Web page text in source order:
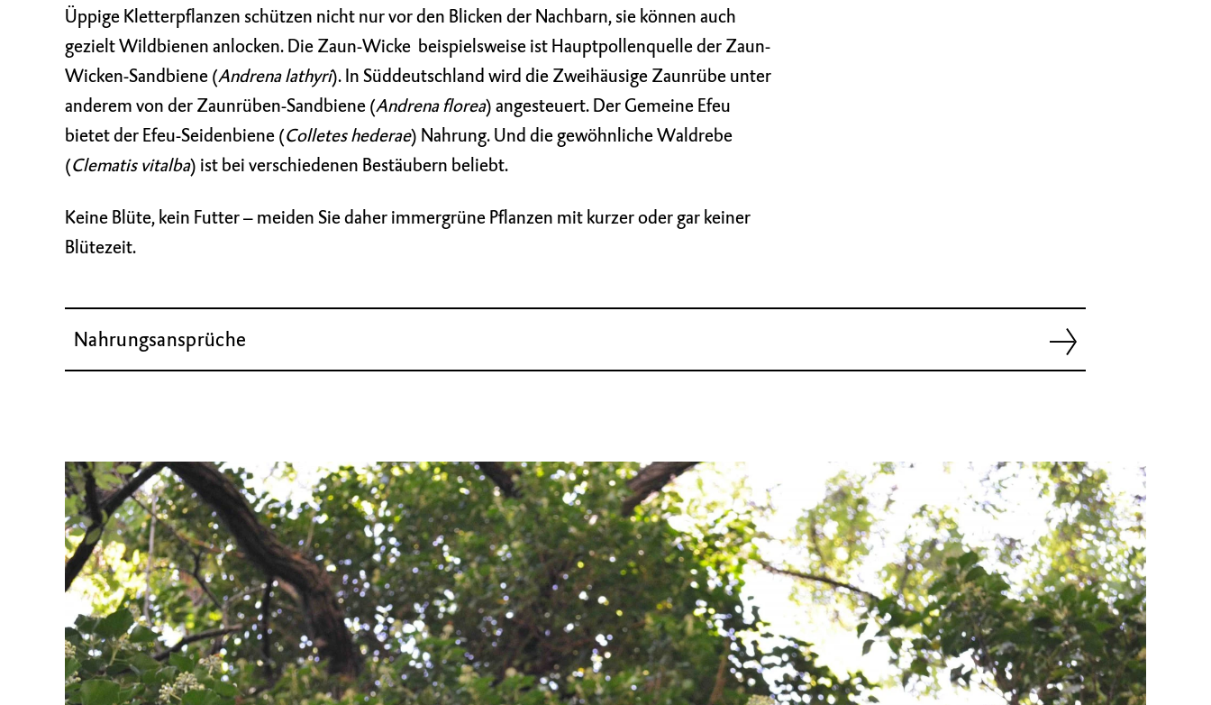
Üppige Kletterpflanzen schützen nicht nur vor den Blicken der Nachbarn, sie können auch
gezielt Wildbienen anlocken. Die Zaun-Wicke beispielsweise ist Hauptpollenquelle der Zaun-
Wicken-Sandbiene (Andrena lathyri). In Süddeutschland wird die Zweihäusige Zaunrübe unter
anderem von der Zaunrüben-Sandbiene (Andrena florea) angesteuert. Der Gemeine Efeu
bietet der Efeu-Seidenbiene (Colletes hederae) Nahrung. Und die gewöhnliche Waldrebe
(Clematis vitalba) ist bei verschiedenen Bestäubern beliebt.
Keine Blüte, kein Futter – meiden Sie daher immergrüne Pflanzen mit kurzer oder gar keiner
Blütezeit.
Nahrungsansprüche